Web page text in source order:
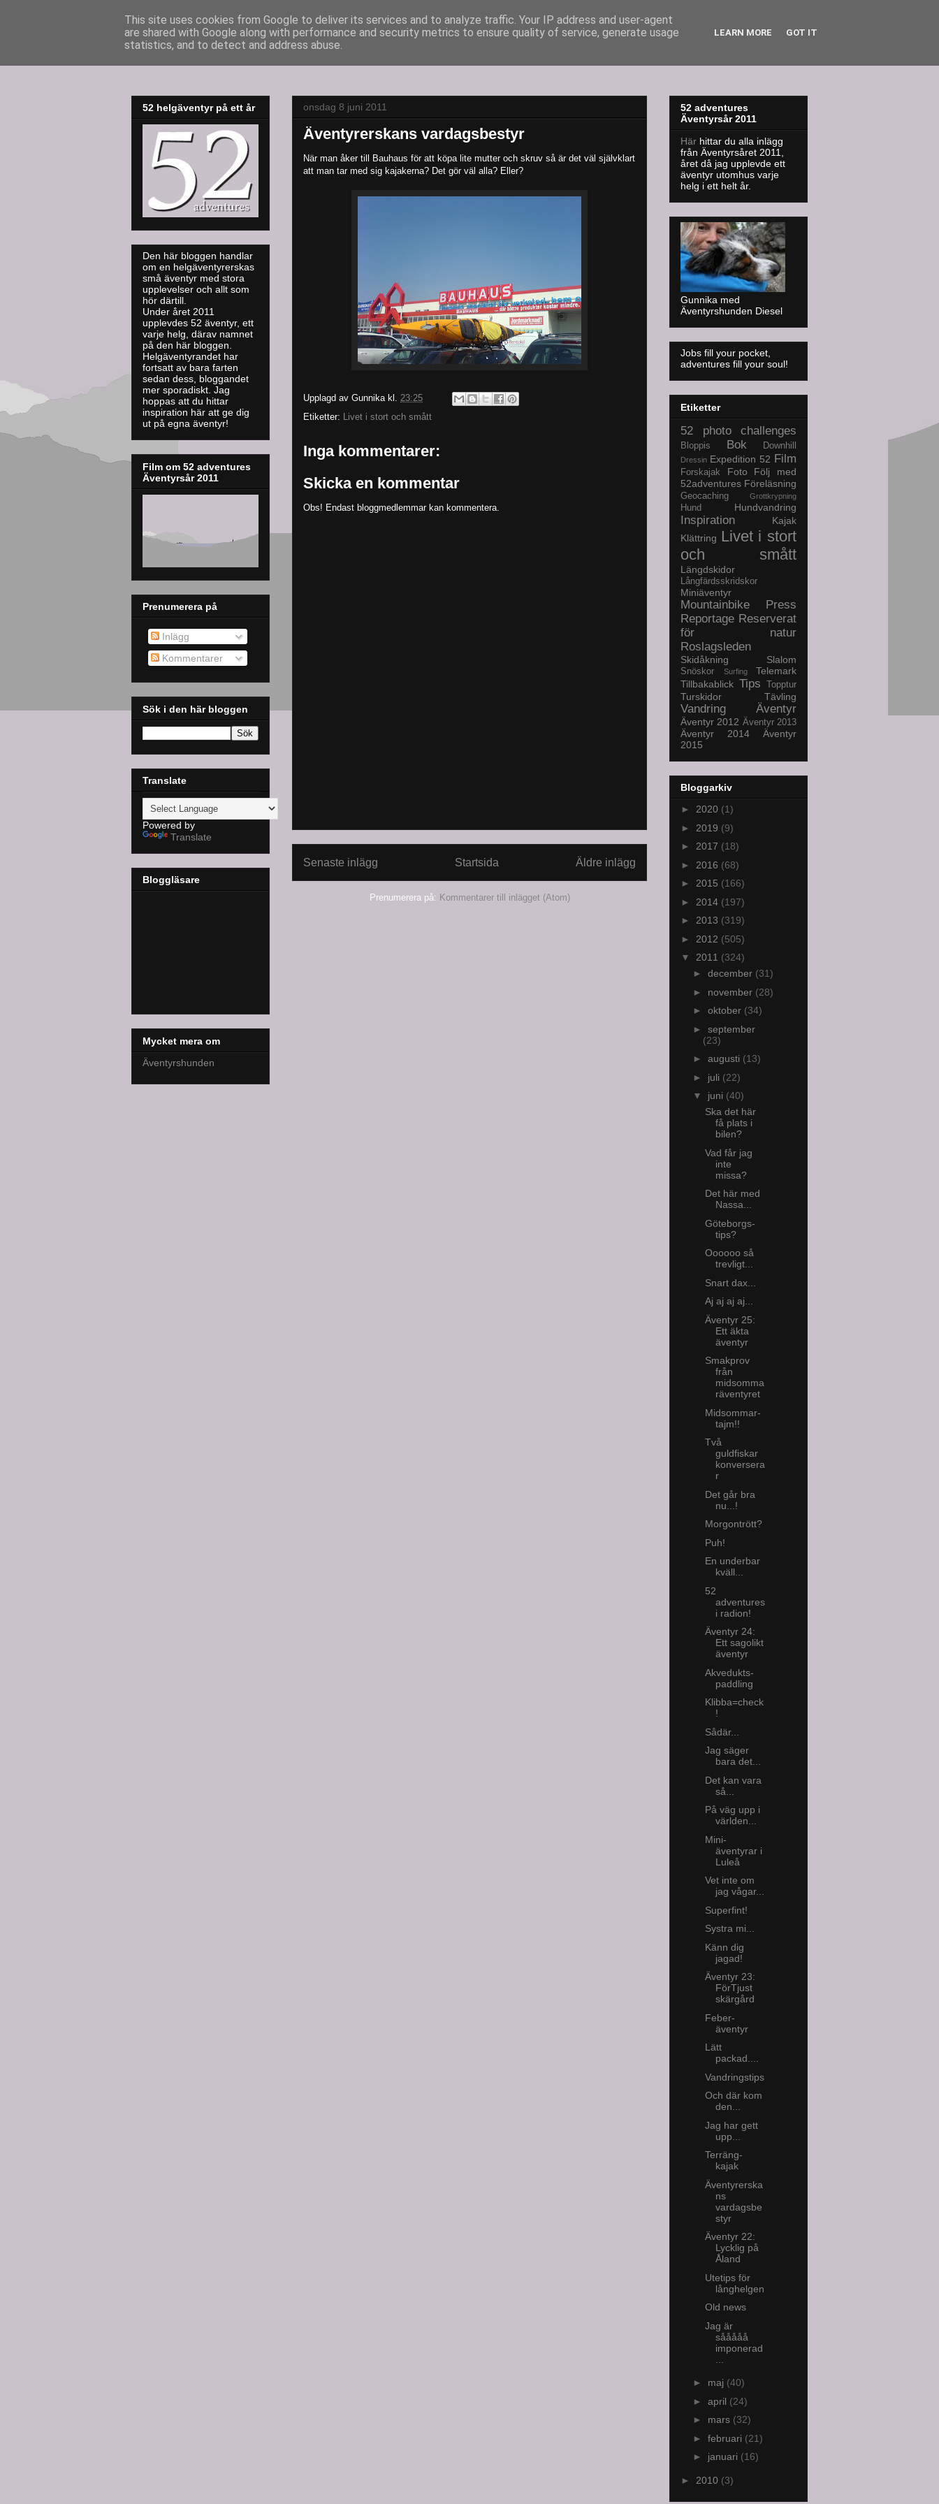
52adventures
onsdag 8 juni 2011
Äventyrerskans vardagsbestyr
När man åker till Bauhaus för att köpa lite mutter och skruv så är det väl självklart
att man tar med sig kajakerna? Det gör väl alla? Eller?
Upplagd av Gunnika kl. 23:25
Etiketter: Livet i stort och smått
Inga kommentarer:
Skicka en kommentar
Obs! Endast bloggmedlemmar kan kommentera.
Senaste inlägg Äldre inlägg
Startsida
Prenumerera på: Kommentarer till inlägget (Atom)
52 helgäventyr på ett år
Den här bloggen handlar
om en helgäventyrerskas
små äventyr med stora
upplevelser och allt som
hör därtill.
Under året 2011
upplevdes 52 äventyr, ett
varje helg, därav namnet
på den här bloggen.
Helgäventyrandet har
fortsatt av bara farten
sedan dess, bloggandet
mer sporadiskt. Jag
hoppas att du hittar
inspiration här att ge dig
ut på egna äventyr!
Film om 52 adventures
Äventyrsår 2011
Prenumerera på
Inlägg
Kommentarer
Sök i den här bloggen
Translate
Powered by
Translate
Bloggläsare
Mycket mera om
Äventyrshunden
52 adventures
Äventyrsår 2011
Här hittar du alla inlägg
från Äventyrsåret 2011,
året då jag upplevde ett
äventyr utomhus varje
helg i ett helt år.
Gunnika med
Äventyrshunden Diesel
Jobs fill your pocket,
adventures fill your soul!
Etiketter
52 photo challenges
Bloppis Bok Downhill
Dressin Expedition 52 Film
Forskajak Foto
Följ med
52adventures Föreläsning
Geocaching Grottkrypning
Hund Hundvandring
Inspiration
Kajak
Klättring Livet i stort
och smått
Längdskidor
Långfärdsskridskor
Miniäventyr
Mountainbike
Press
Reportage Reserverat
för natur
Roslagsleden
Skidåkning Slalom
Snöskor Surfing
Telemark
Tillbakablick Tips Topptur
Turskidor Tävling
Vandring Äventyr
Äventyr 2012 Äventyr 2013
Äventyr 2014
Äventyr
2015
Bloggarkiv
► 2020 (1)
► 2019 (9)
► 2017 (18)
► 2016 (68)
► 2015 (166)
► 2014 (197)
► 2013 (319)
► 2012 (505)
▼ 2011 (324)
► december (31)
► november (28)
► oktober (34)
► september
(23)
► augusti (13)
► juli (22)
▼ juni (40)
Ska det här
få plats i
bilen?
Vad får jag
inte
missa?
Det här med
Nassa...
Göteborgs-
tips?
Oooooo så
trevligt...
Snart dax...
Aj aj aj aj...
Äventyr 25:
Ett äkta
äventyr
Smakprov
från
midsomma
räventyret
Midsommar-
tajm!!
Två
guldfiskar
konversera
r
Det går bra
nu...!
Morgontrött?
Puh!
En underbar
kväll...
52
adventures
i radion!
Äventyr 24:
Ett sagolikt
äventyr
Akvedukts-
paddling
Klibba=check
!
Sådär...
Jag säger
bara det...
Det kan vara
så...
På väg upp i
världen...
Mini-
äventyrar i
Luleå
Vet inte om
jag vågar...
Superfint!
Systra mi...
Känn dig
jagad!
Äventyr 23:
FörTjust
skärgård
Feber-
äventyr
Lätt
packad....
Vandringstips
Och där kom
den...
Jag har gett
upp...
Terräng-
kajak
Äventyrerska
ns
vardagsbe
styr
Äventyr 22:
Lycklig på
Åland
Utetips för
långhelgen
Old news
Jag är
sååååå
imponerad
► maj (40)
► april (24)
► mars (32)
► februari (21)
► januari (16)
► 2010 (3)
This site uses cookies from Google to deliver its services and to analyze traffic. Your IP address and user-agent
are shared with Google along with performance and security metrics to ensure quality of service, generate usage
statistics, and to detect and address abuse.
LEARN MORE GOT IT